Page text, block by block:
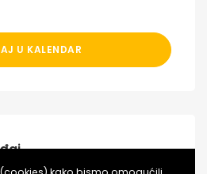
U KALENDAR